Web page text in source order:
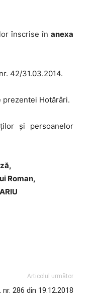
înscrise în anexa
42/31.03.2014.
Hotărâri.
şi persoanelor
Roman,
Articolul următor
nr. 286 din 19.12.2018